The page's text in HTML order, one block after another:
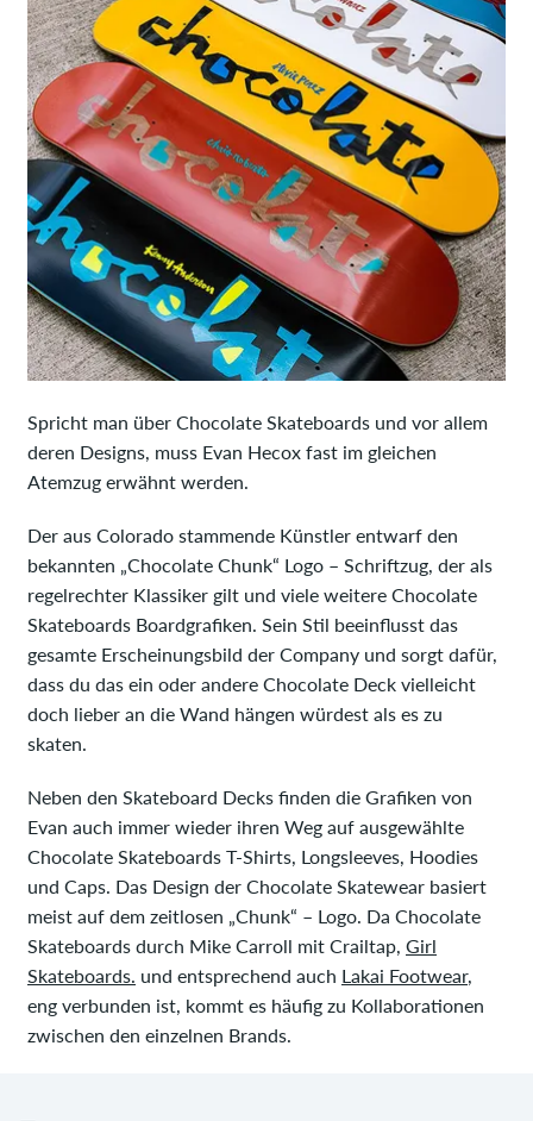
Spricht man über Chocolate Skateboards und vor allem
deren Designs, muss Evan Hecox fast im gleichen
Atemzug erwähnt werden.
Der aus Colorado stammende Künstler entwarf den
bekannten „Chocolate Chunk“ Logo – Schriftzug, der als
regelrechter Klassiker gilt und viele weitere Chocolate
Skateboards Boardgrafiken. Sein Stil beeinflusst das
gesamte Erscheinungsbild der Company und sorgt dafür,
dass du das ein oder andere Chocolate Deck vielleicht
doch lieber an die Wand hängen würdest als es zu
skaten.
Neben den Skateboard Decks finden die Grafiken von
Evan auch immer wieder ihren Weg auf ausgewählte
Chocolate Skateboards T-Shirts, Longsleeves, Hoodies
und Caps. Das Design der Chocolate Skatewear basiert
meist auf dem zeitlosen „Chunk“ – Logo. Da Chocolate
Skateboards durch Mike Carroll mit Crailtap, Girl
Skateboards. und entsprechend auch Lakai Footwear,
eng verbunden ist, kommt es häufig zu Kollaborationen
zwischen den einzelnen Brands.